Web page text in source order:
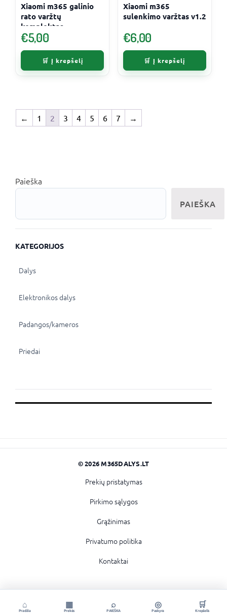
Xiaomi m365 galinio
rato varžtų
komplektas
€5,00
Į krepšelį
Xiaomi m365
sulenkimo varžtas v1.2
€6,00
Į krepšelį
← 1 2 3 4 5 6 7 →
Paieška
PAIEŠKA
KATEGORIJOS
Dalys
Elektronikos dalys
Padangos/kameros
Priedai
© 2026 M365DALYS.LT
Prekių pristatymas
Pirkimo sąlygos
Grąžinimas
Privatumo politika
Kontaktai
⌂
Pradžia
▦
Prekės
⌕
PAIEŠKA
◎
Paskyra
🛒
Krepšelis